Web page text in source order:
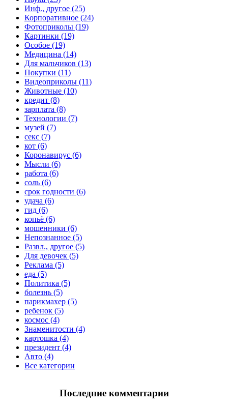
Инф., другое (25)
Корпоративное (24)
Фотоприколы (19)
Картинки (19)
Особое (19)
Медицина (14)
Для мальчиков (13)
Покупки (11)
Видеоприколы (11)
Животные (10)
кредит (8)
зарплата (8)
Технологии (7)
музей (7)
секс (7)
кот (6)
Коронавирус (6)
Мысли (6)
работа (6)
соль (6)
срок годности (6)
удача (6)
гид (6)
копьё (6)
мошенники (6)
Непознанное (5)
Развл., другое (5)
Для девочек (5)
Реклама (5)
еда (5)
Политика (5)
болезнь (5)
парикмахер (5)
ребенок (5)
космос (4)
Знаменитости (4)
картошка (4)
президент (4)
Авто (4)
Все категории
Последние комментарии